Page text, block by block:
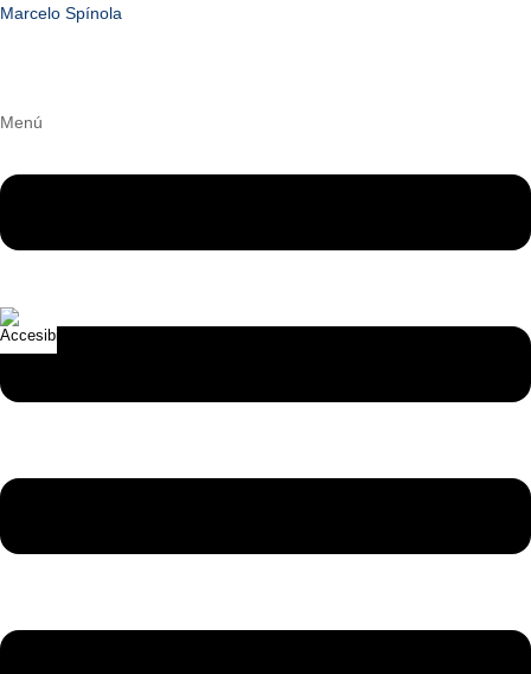
Marcelo Spínola
Menú